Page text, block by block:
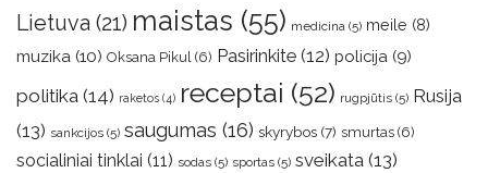
Lietuva (21) maistas (55) medicina (5) meile (8)
muzika (10) Oksana Pikul (6) Pasirinkite (12) policija (9)
politika (14) raketos (4) receptai (52) rugpjūtis (5) Rusija
(13) sankcijos (5) saugumas (16) skyrybos (7) smurtas (6)
socialiniai tinklai (11) sodas (5) sportas (5) sveikata (13)